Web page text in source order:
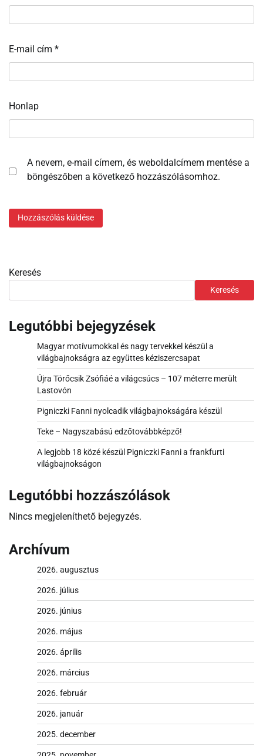
E-mail cím *
Honlap
A nevem, e-mail címem, és weboldalcímem mentése a
böngészőben a következő hozzászólásomhoz.
Keresés
Keresés
Legutóbbi bejegyzések
Magyar motívumokkal és nagy tervekkel készül a
világbajnokságra az együttes kéziszercsapat
Újra Törőcsik Zsófiáé a világcsúcs – 107 méterre merült
Lastovón
Pigniczki Fanni nyolcadik világbajnokságára készül
Teke – Nagyszabású edzőtovábbképző!
A legjobb 18 közé készül Pigniczki Fanni a frankfurti
világbajnokságon
Legutóbbi hozzászólások
Nincs megjeleníthető bejegyzés.
Archívum
2026. augusztus
2026. július
2026. június
2026. május
2026. április
2026. március
2026. február
2026. január
2025. december